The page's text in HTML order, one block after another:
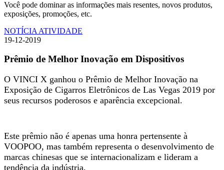
Você pode dominar as informações mais resentes, novos produtos,
exposições, promoções, etc.
NOTÍCIA ATIVIDADE
19-12-2019
Prêmio de Melhor Inovação em Dispositivos
O VINCI X ganhou o Prêmio de Melhor Inovação na
Exposição de Cigarros Eletrônicos de Las Vegas 2019 por
seus recursos poderosos e aparência excepcional.
Este prêmio não é apenas uma honra pertensente à
VOOPOO, mas também representa o desenvolvimento de
marcas chinesas que se internacionalizam e lideram a
tendência da indústria.